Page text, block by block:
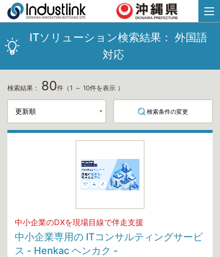
ITソリューション検索結果： 外国語
対応
検索結果： 80件 （1 ～ 10件を表示 ）
検索条件の変更
中小企業のDXを現場目線で伴走支援
中小企業専用の ITコンサルティングサービ
ス - Henkac ヘンカク -